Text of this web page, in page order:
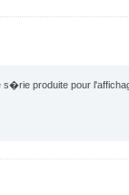
produite pour